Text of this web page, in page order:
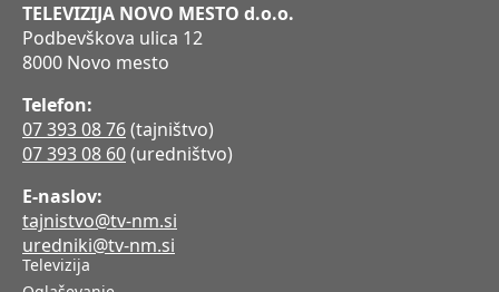
TELEVIZIJA NOVO MESTO d.o.o.
Podbevškova ulica 12
8000 Novo mesto
Telefon:
07 393 08 76(tajništvo)
07 393 08 60(uredništvo)
E-naslov:
tajnistvo@tv-nm.si
uredniki@tv-nm.si
Televizija